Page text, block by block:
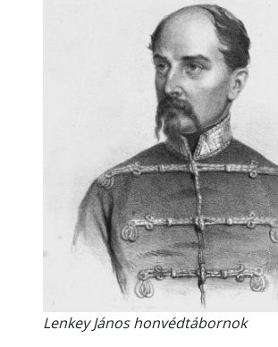
Lenkey János honvédtábornok